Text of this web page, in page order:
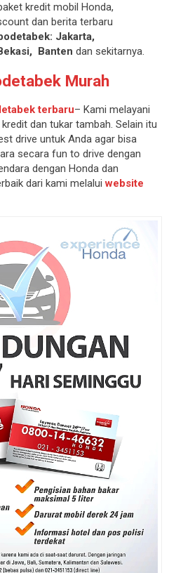
kredit mobil Honda,
dan berita terbaru
Jakarta,
Banten dan sekitarnya.
Murah
terbaru– Kami melayani
dan tukar tambah. Selain itu
drive untuk Anda agar bisa
secara fun to drive dengan
dengan Honda dan
dari kami melaluiwebsite